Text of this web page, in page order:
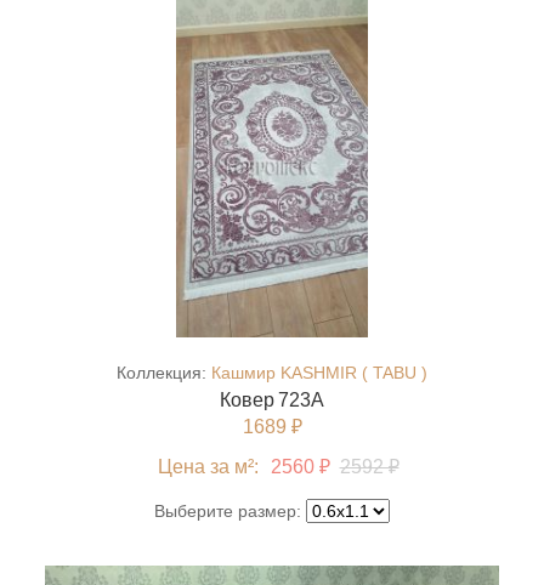
Коллекция: Кашмир KASHMIR ( TABU )
Ковер 723A
1689 ₽
Цена за м²:
2560 ₽ 2592 ₽
Выберите размер: